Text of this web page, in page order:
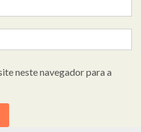
neste navegador para a